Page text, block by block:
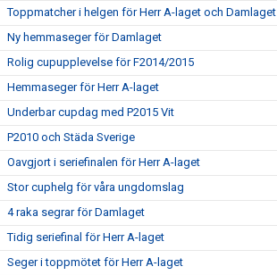
Toppmatcher i helgen för Herr A-laget och Damlaget
Ny hemmaseger för Damlaget
Rolig cupupplevelse för F2014/2015
Hemmaseger för Herr A-laget
Underbar cupdag med P2015 Vit
P2010 och Städa Sverige
Oavgjort i seriefinalen för Herr A-laget
Stor cuphelg för våra ungdomslag
4 raka segrar för Damlaget
Tidig seriefinal för Herr A-laget
Seger i toppmötet för Herr A-laget